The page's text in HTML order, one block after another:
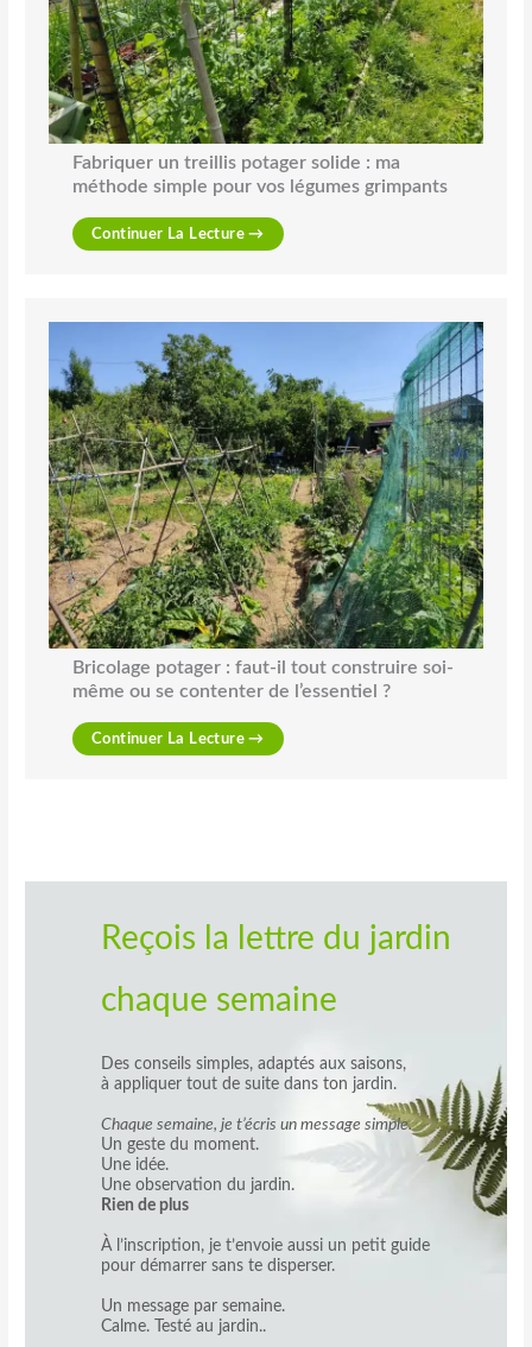
Fabriquer un treillis potager solide : ma
méthode simple pour vos légumes grimpants
Continuer La Lecture →
Bricolage potager : faut-il tout construire soi-
même ou se contenter de l’essentiel ?
Continuer La Lecture →
Reçois la lettre du jardin
chaque semaine
Des conseils simples, adaptés aux saisons,
à appliquer tout de suite dans ton jardin.
Chaque semaine, je t’écris un message simple.
Un geste du moment.
Une idée.
Une observation du jardin.
Rien de plus
À l’inscription, je t’envoie aussi un petit guide
pour démarrer sans te disperser.
Un message par semaine.
Calme. Testé au jardin..